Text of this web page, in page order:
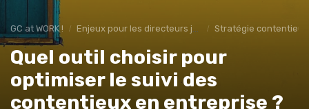
GC at WORK ! Enjeux pour les directeurs juridiques Stratégie
Quel outil choisir pour
optimiser le suivi des
contentieux en entreprise ?